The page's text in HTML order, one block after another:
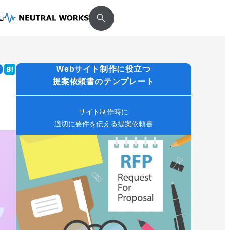
Webサイト制作に役立つ
提案依頼書のテンプレート
サイト制作時に
適切に要件を伝える提案依頼書